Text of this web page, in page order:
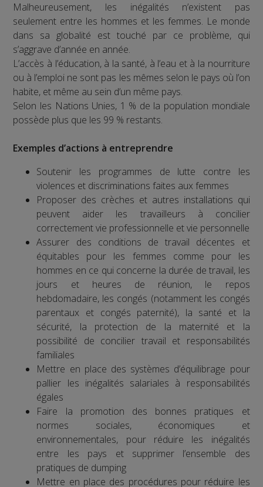
Malheureusement, les inégalités n’existent pas
seulement entre les hommes et les femmes. Le monde
dans sa globalité est touché par ce problème, qui
s’aggrave d’année en année.
L’accès à l’éducation, à la santé, à l’eau et à la nourriture
ou à l’emploi ne sont pas les mêmes selon le pays où l’on
habite, et même au sein d’un même pays.
Selon les Nations Unies, 1 % de la population mondiale
possède plus que les 99 % restants.
Exemples d’actions à entreprendre
Soutenir les programmes de lutte contre les
violences et discriminations faites aux femmes
Proposer des crèches et autres installations qui
peuvent aider les travailleurs à concilier
correctement vie professionnelle et vie personnelle
Assurer des conditions de travail décentes et
équitables pour les femmes comme pour les
hommes en ce qui concerne la durée de travail, les
jours et heures de réunion, le repos
hebdomadaire, les congés (notamment les congés
parentaux et congés paternité), la santé et la
sécurité, la protection de la maternité et la
possibilité de concilier travail et responsabilités
familiales
Mettre en place des systèmes d’équilibrage pour
pallier les inégalités salariales à responsabilités
égales
Faire la promotion des bonnes pratiques et
normes sociales, économiques et
environnementales, pour réduire les inégalités
entre les pays et supprimer l’ensemble des
pratiques de dumping
Mettre en place des procédures pour réduire les